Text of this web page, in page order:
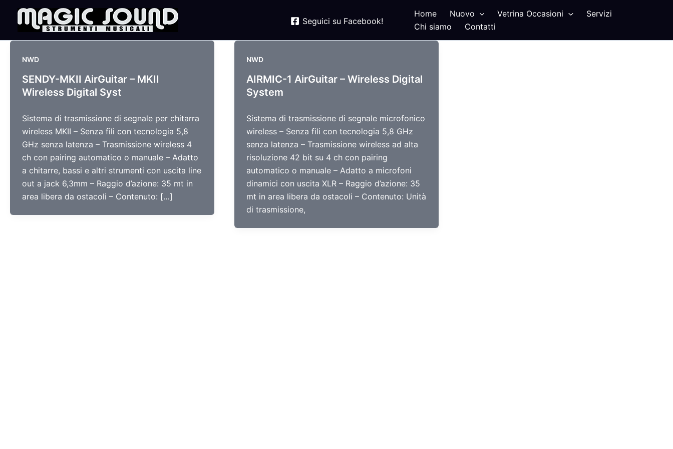
Seguici su Facebook!
Home Nuovo Vetrina Occasioni
Servizi
Chi siamo
Contatti
NWD
SENDY-MKII AirGuitar – MKII
Wireless Digital Syst
Sistema di trasmissione di segnale per chitarra
wireless MKII – Senza fili con tecnologia 5,8
GHz senza latenza – Trasmissione wireless 4
ch con pairing automatico o manuale – Adatto
a chitarre, bassi e altri strumenti con uscita line
out a jack 6,3mm – Raggio d’azione: 35 mt in
area libera da ostacoli – Contenuto: […]
NWD
AIRMIC-1 AirGuitar – Wireless Digital
System
Sistema di trasmissione di segnale microfonico
wireless – Senza fili con tecnologia 5,8 GHz
senza latenza – Trasmissione wireless ad alta
risoluzione 42 bit su 4 ch con pairing
automatico o manuale – Adatto a microfoni
dinamici con uscita XLR – Raggio d’azione: 35
mt in area libera da ostacoli – Contenuto: Unità
di trasmissione,